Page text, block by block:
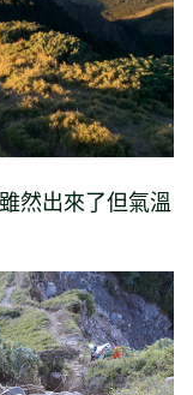
然出來了但氣溫